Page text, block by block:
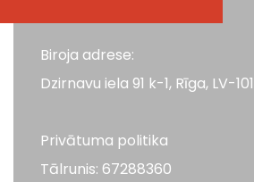
Biroja adrese:
Dzirnavu iela 91 k-1, Rīga, LV-
Privātuma politika
Tālrunis: 67288360